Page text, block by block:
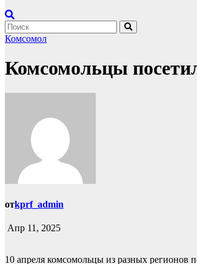
Комсомол
Комсомольцы
отkprf_admin
Апр 11, 2025
10 апреля комсомольцы из разных